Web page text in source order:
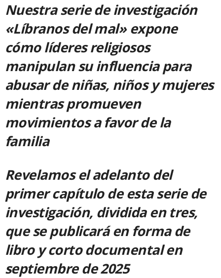
Nuestra serie de investigación
«Líbranos del mal» expone
cómo líderes religiosos
manipulan su influencia para
abusar de niñas, niños y mujeres
mientras promueven
movimientos a favor de la
familia
Revelamos el adelanto del
primer capítulo de esta serie de
investigación, dividida en tres,
que se publicará en forma de
libro y corto documental en
septiembre de 2025